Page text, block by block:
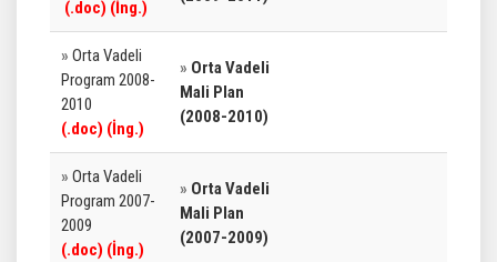
(.doc) (İng.)
» Orta Vadeli
Program 2008-
2010
(.doc) (İng.)
» Orta Vadeli
Mali Plan
(2008-2010)
» Orta Vadeli
Program 2007-
2009
(.doc) (İng.)
» Orta Vadeli
Mali Plan
(2007-2009)